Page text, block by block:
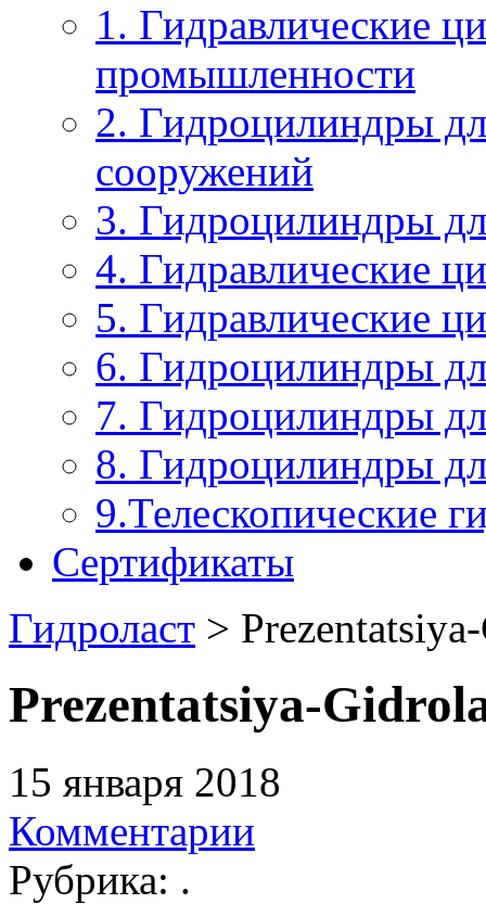
1. Гидравлические
промышленности
2. Гидроцилиндры
сооружений
3. Гидроцилиндры
4. Гидравлические
5. Гидравлические
6. Гидроцилиндры
7. Гидроцилиндры
8. Гидроцилиндры
9.Телескопические
Сертификаты
Гидроласт >
Prezentatsiya-
15 января 2018
Комментарии
Рубрика: .